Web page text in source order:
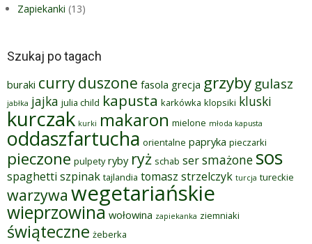
Zapiekanki (13)
Szukaj po tagach
buraki curryduszone fasola grecja grzyby gulasz
jabłka jajka julia child kapusta karkówka klopsiki kluski
kurczak kurki makaron mielone młoda kapusta
oddaszfartucha orientalne papryka pieczarki
pieczone pulpety ryby ryż schab sersmażone sos
spaghetti szpinak tajlandia tomasz strzelczyk turcja tureckie
warzywa wegetariańskie
wieprzowina wołowina zapiekanka ziemniaki
świąteczne żeberka